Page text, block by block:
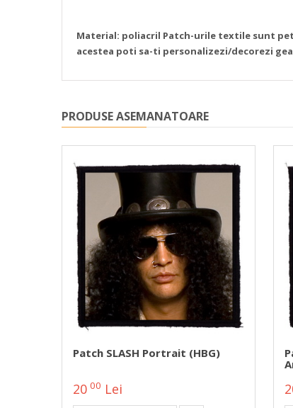
Material: poliacril Patch-urile textile sunt
acestea poti sa-ti personalizezi/decorezi
PRODUSE ASEMANATOARE
Patch SLASH Portrait (HBG)
20 00 Lei